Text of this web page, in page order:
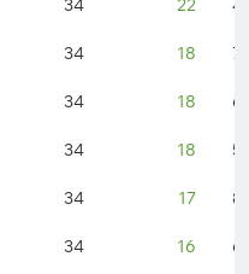
34 22 4
34 18 7
34 18 6
34 18 5
34 17 8
34 16 6